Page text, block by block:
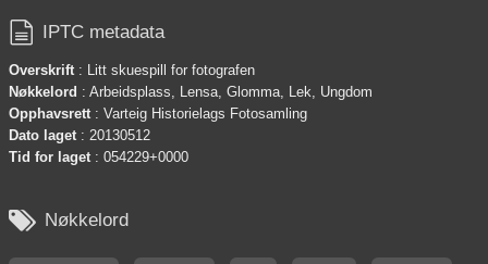
 IPTC metadata
Overskrift : Litt skuespill for fotografen
Nøkkelord : Arbeidsplass, Lensa, Glomma, Lek, Ungdom
Opphavsrett : Varteig Historielags Fotosamling
Dato laget : 20130512
Tid for laget : 054229+0000
 Nøkkelord